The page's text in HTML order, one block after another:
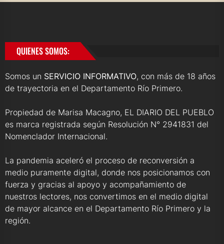
QUIENES SOMOS:
Somos un SERVICIO INFORMATIVO, con más de 18 años
de trayectoria en el Departamento Río Primero.
Propiedad de Marisa Macagno, EL DIARIO DEL PUEBLO
es marca registrada según Resolución N° 2941831 del
Nomenclador Internacional.
La pandemia aceleró el proceso de reconversión a
medio puramente digital, donde nos posicionamos con
fuerza y gracias al apoyo y acompañamiento de
nuestros lectores, nos convertimos en el medio digital
de mayor alcance en el Departamento Río Primero y la
región.